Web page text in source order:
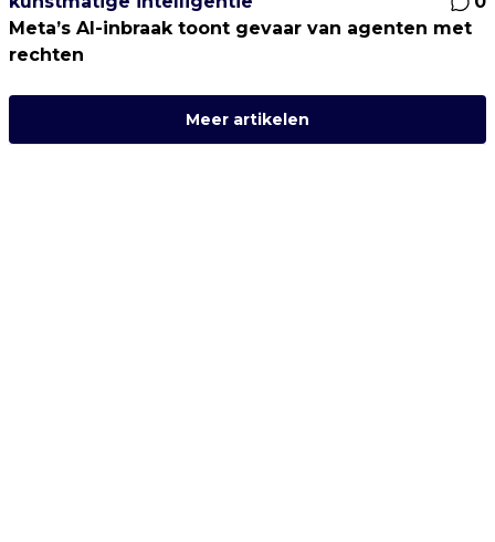
Meta’s AI-inbraak toont gevaar van agenten met
rechten
Meer artikelen